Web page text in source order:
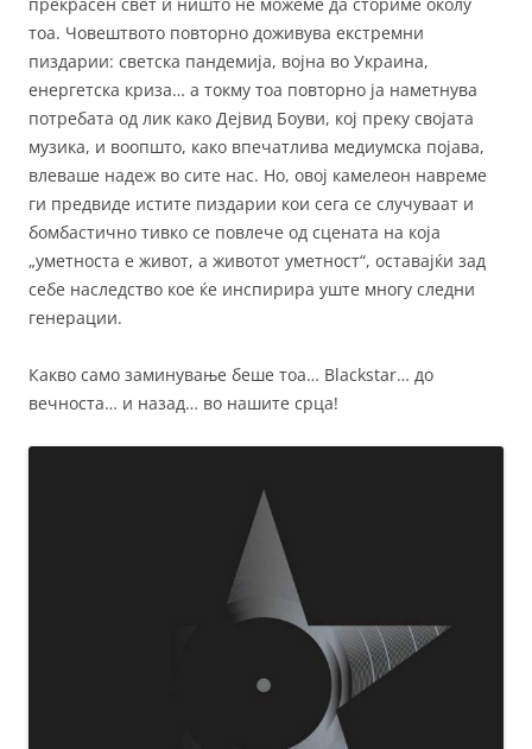
тоа. Човештвото повторно доживува екстремни
пиздарии: светска пандемија, војна во Украина,
енергетска криза… а токму тоа повторно ја наметнува
потребата од лик како Дејвид Боуви, кој преку својата
музика, и воопшто, како впечатлива медиумска појава,
влеваше надеж во сите нас. Но, овој камелеон навреме
ги предвиде истите пиздарии кои сега се случуваат и
бомбастично тивко се повлече од сцената на која
„уметноста е живот, а животот уметност“, оставајќи зад
себе наследство кое ќе инспирира уште многу следни
генерации.
Какво само заминување беше тоа… Blackstar… до
вечноста… и назад… во нашите срца!